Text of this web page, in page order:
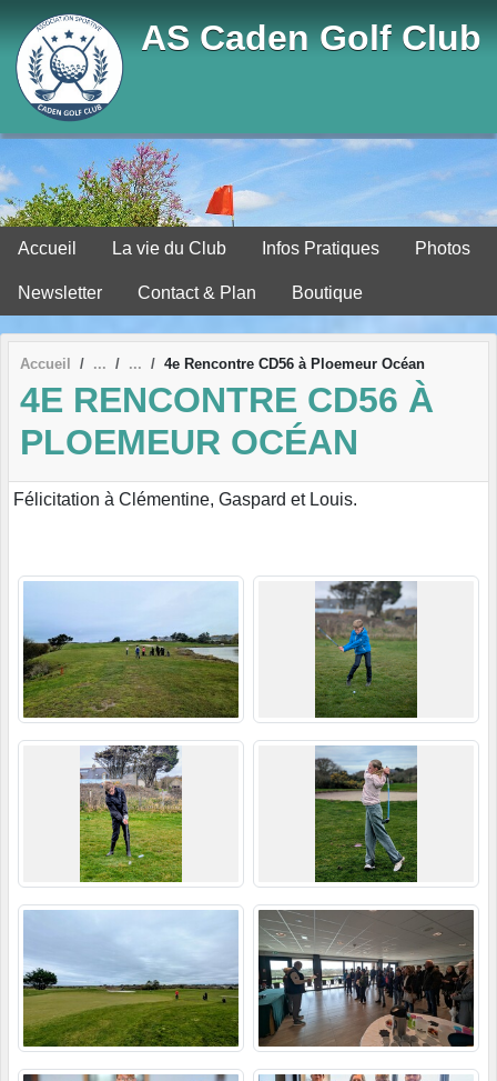
AS Caden Golf Club
Accueil La vie du Club Infos Pratiques Photos
Newsletter Contact & Plan Boutique
Accueil 4e Rencontre CD56 à Ploemeur Océan
4E RENCONTRE CD56 À
PLOEMEUR OCÉAN
Félicitation à Clémentine, Gaspard et Louis.
Panneau de gestion des cookies